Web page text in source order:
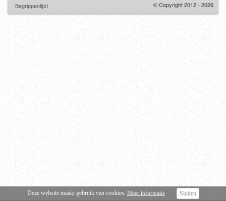
Deze website maakt gebruik van cookies. Meer informatie Sluiten
Begrippenlijst
© Copyright 2012 - 2026